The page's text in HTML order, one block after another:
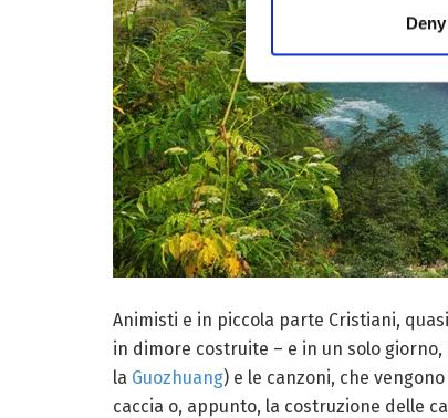
Deny
Animisti e in piccola parte Cristiani,
in dimore costruite – e in un solo
la Guozhuang) e le canzoni, che
caccia o, appunto, la costruzione delle